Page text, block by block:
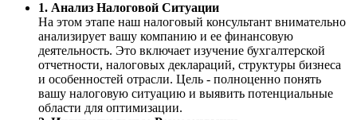
1. Анализ Налоговой Ситуации
На этом этапе наш налоговый консультант внимательно
анализирует вашу компанию и ее финансовую
деятельность. Это включает изучение бухгалтерской
отчетности, налоговых деклараций, структуры бизнеса
и особенностей отрасли. Цель - полноценно понять
вашу налоговую ситуацию и выявить потенциальные
области для оптимизации.